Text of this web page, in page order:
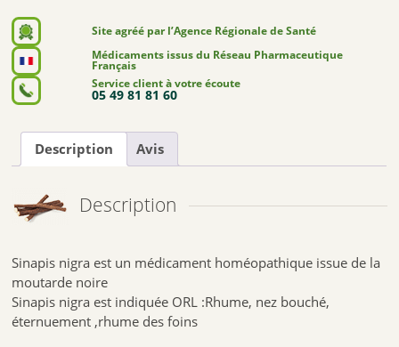
Site agréé par l’Agence Régionale de Santé
Médicaments issus du Réseau Pharmaceutique
Français
Service client à votre écoute
05 49 81 81 60
Description Avis
Description
Sinapis nigra est un médicament homéopathique issue de la
moutarde noire
Sinapis nigra est indiquée ORL :Rhume, nez bouché,
éternuement ,rhume des foins